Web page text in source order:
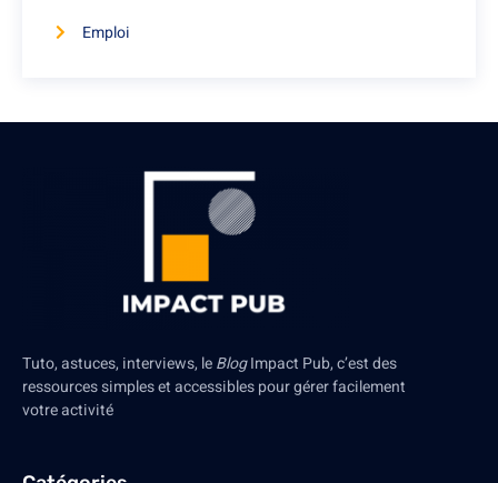
Emploi
Tuto, astuces, interviews, leBlogImpact Pub, c’est des
ressources simples et accessibles pour gérer facilement
votre activité